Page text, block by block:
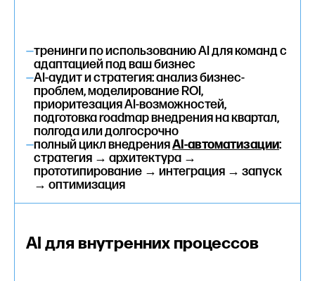
—тренинги по использованию AI для команд с
адаптацией под ваш бизнес
—AI-аудит и стратегия: анализ бизнес-
проблем, моделирование ROI,
приоритезация AI-возможностей,
подготовка roadmap внедрения на квартал,
полгода или долгосрочно
—полный цикл внедренияAI-автоматизации:
стратегия → архитектура →
прототипирование → интеграция → запуск
→ оптимизация
AI для внутренних процессов